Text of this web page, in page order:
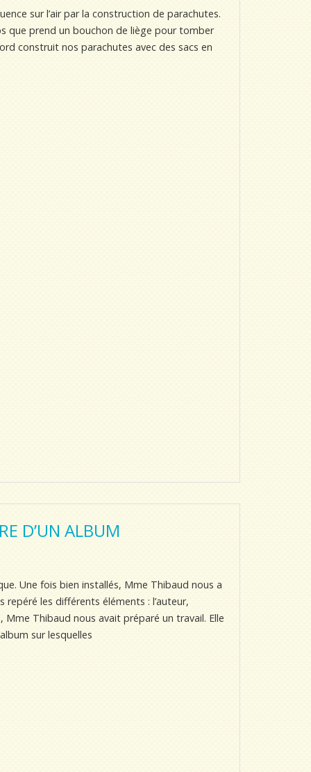
sur l’air par la construction de parachutes.
que prend un bouchon de liège pour tomber
construit nos parachutes avec des sacs en
D’UN ALBUM
Une fois bien installés, Mme Thibaud nous a
les différents éléments : l’auteur,
Mme Thibaud nous avait préparé un travail. Elle
sur lesquelles